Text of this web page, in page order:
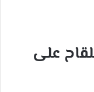
على